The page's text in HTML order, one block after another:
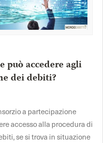
può accedere agli
dei debiti?
a partecipazione
accesso alla procedura di
se si trova in situazione